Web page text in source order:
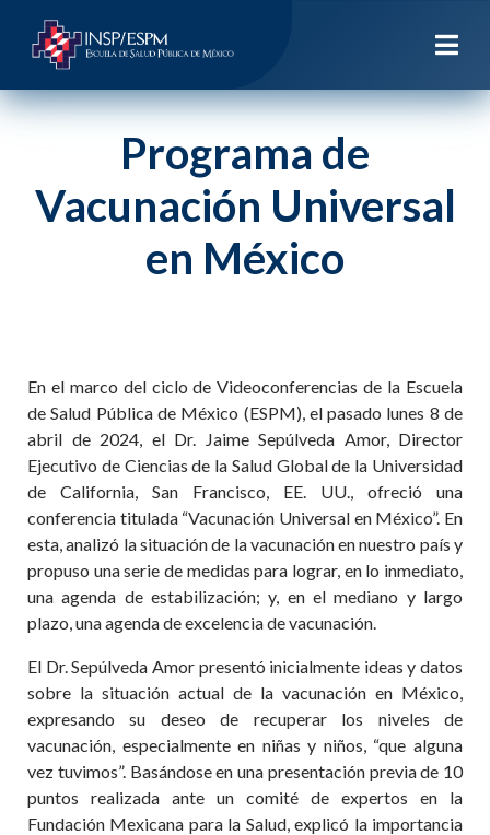
Programa de
Vacunación Universal
en México
En el marco del ciclo de Videoconferencias de la Escuela
de Salud Pública de México (ESPM), el pasado lunes 8 de
abril de 2024, el Dr. Jaime Sepúlveda Amor, Director
Ejecutivo de Ciencias de la Salud Global de la Universidad
de California, San Francisco, EE. UU., ofreció una
conferencia titulada “Vacunación Universal en México”. En
esta, analizó la situación de la vacunación en nuestro país y
propuso una serie de medidas para lograr, en lo inmediato,
una agenda de estabilización; y, en el mediano y largo
plazo, una agenda de excelencia de vacunación.
El Dr. Sepúlveda Amor presentó inicialmente ideas y datos
sobre la situación actual de la vacunación en México,
expresando su deseo de recuperar los niveles de
vacunación, especialmente en niñas y niños, “que alguna
vez tuvimos”. Basándose en una presentación previa de 10
puntos realizada ante un comité de expertos en la
Fundación Mexicana para la Salud, explicó la importancia